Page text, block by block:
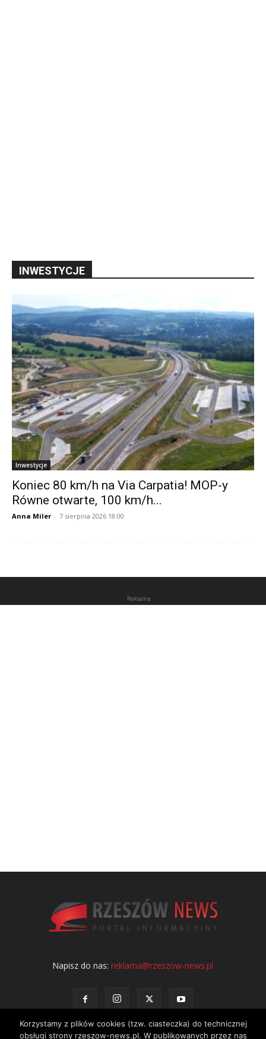
INWESTYCJE
Inwestycje
Koniec 80 km/h na Via Carpatia! MOP-y
Równe otwarte, 100 km/h...
Anna Miler - 7 sierpnia 2026 18:00
Reklama
Napisz do nas:reklama@rzeszow-news.pl
Korzystamy z plików cookies (tzw. ciasteczka) do technicznej
obsługi strony rzeszow-news.pl. W publikowanych przez nas